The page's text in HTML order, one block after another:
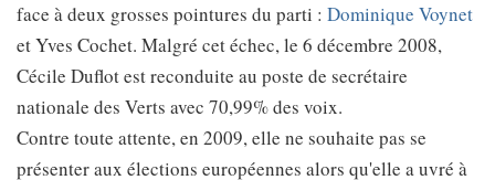
face à deux grosses pointures du parti : Dominique Voynet
et Yves Cochet. Malgré cet échec, le 6 décembre 2008,
Cécile Duflot est reconduite au poste de secrétaire
nationale des Verts avec 70,99% des voix.
Contre toute attente, en 2009, elle ne souhaite pas se
présenter aux élections européennes alors qu'elle a uvré à